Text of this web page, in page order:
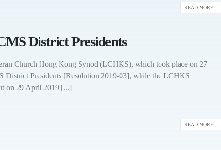
READ MORE...
District Presidents
Church Hong Kong Synod (LCHKS), which took place on 27
District Presidents [Resolution 2019-03], while the LCHKS
on 29 April 2019 [...]
READ MORE...